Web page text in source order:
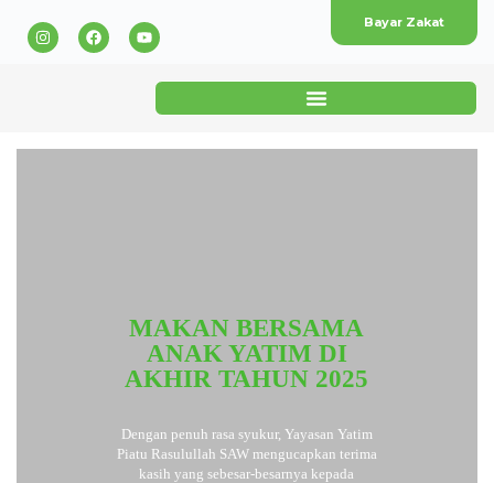
Bayar Zakat
MAKAN BERSAMA
ANAK YATIM DI
AKHIR TAHUN 2025
Dengan penuh rasa syukur, Yayasan Yatim
Piatu Rasulullah SAW mengucapkan terima
kasih yang sebesar-besarnya kepada